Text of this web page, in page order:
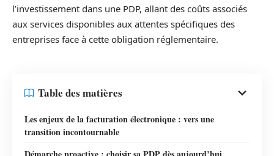
l’investissement dans une PDP, allant des coûts associés
aux services disponibles aux attentes spécifiques des
entreprises face à cette obligation réglementaire.
Table des matières
Les enjeux de la facturation électronique : vers une
transition incontournable